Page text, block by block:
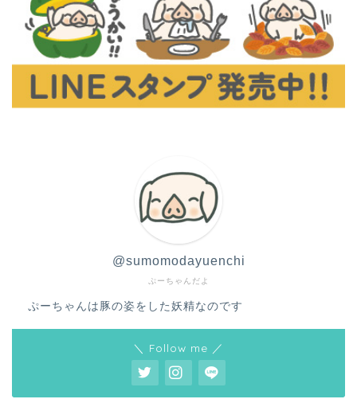
ぷーちゃんだよ
@sumomodayuenchi
ぷーちゃんは豚の姿をした妖精なのです
＼ Follow me ／